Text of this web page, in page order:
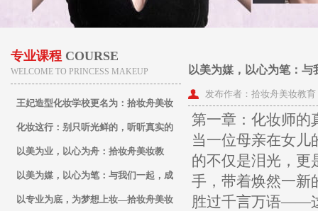
专业课程 COURSE
WELCOME TO PRINCESS MAKEUP
王妃造型化妆学校更名为：拾妆舟美妆
教育
化妆这行：别只听光鲜的，听听真实的
以美为业，以心为舟：拾妆舟美妆教
育，专业之路的起航站
以美为媒，以心为笔：与我们一起，成
为点亮万千人生的化妆师
以专业为底，为梦想上妆—拾妆舟美妆
以美为媒，以心为笔：
发布作者：拾妆舟美妆教育
第一章：化妆师
当一位母亲在女儿
的不仅是泪光，更
手，带着焕然一新
胜过千言万语——